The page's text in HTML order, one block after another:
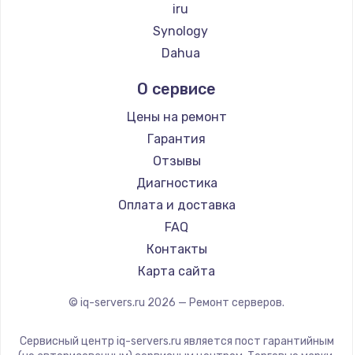
2500 руб.
Заказать
1300 руб.
Заказать
Техобслуживание
900 руб.
Заказать
Установка / подключение / демонтаж
1300 руб.
Заказать
Прошивка
iru
Synology
Dahua
О сервисе
Цены на ремонт
Гарантия
Отзывы
Диагностика
Оплата и доставка
FAQ
Контакты
Карта сайта
© iq-servers.ru 2026 — Ремонт серверов.
Сервисный центр iq-servers.ru является пост гарантийным